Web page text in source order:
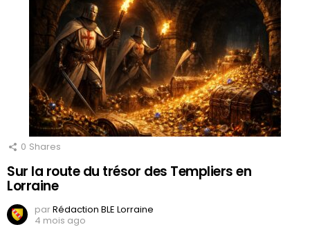
0 Shares
Sur la route du trésor des Templiers en
Lorraine
parRédaction BLE Lorraine
4 mois ago